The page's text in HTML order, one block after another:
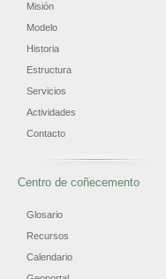
Misión
Modelo
Historia
Estructura
Servicios
Actividades
Contacto
Centro de coñecemento
Glosario
Recursos
Calendario